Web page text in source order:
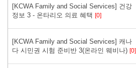
[KCWA Family and Social Services] 건강
정보 3 - 온타리오 의료 혜택 [0]
[KCWA Family and Social Services] 캐나
다 시민권 시험 준비반 3(온라인 웨비나) [0]